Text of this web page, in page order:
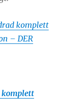
komplett
– DER
komplett